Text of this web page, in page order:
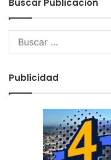
Buscar Publicación
Publicidad